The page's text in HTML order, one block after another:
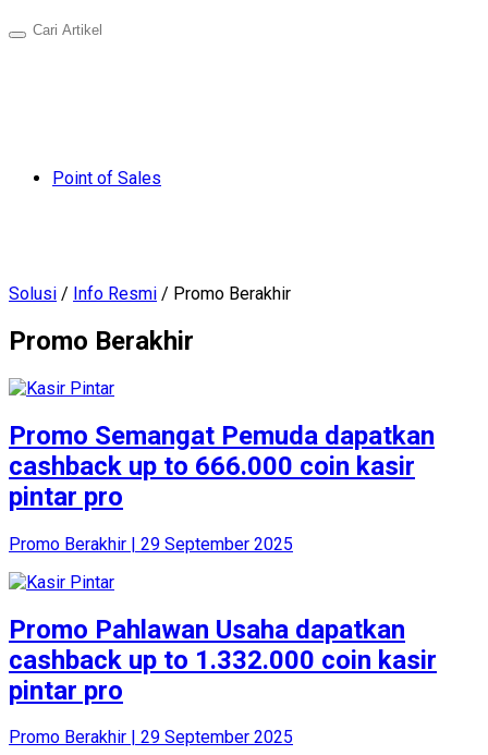
Point of Sales
Solusi / Info Resmi / Promo Berakhir
Promo Berakhir
Promo Semangat Pemuda dapatkan
cashback up to 666.000 coin kasir
pintar pro
Promo Berakhir | 29 September 2025
Promo Pahlawan Usaha dapatkan
cashback up to 1.332.000 coin kasir
pintar pro
Promo Berakhir | 29 September 2025